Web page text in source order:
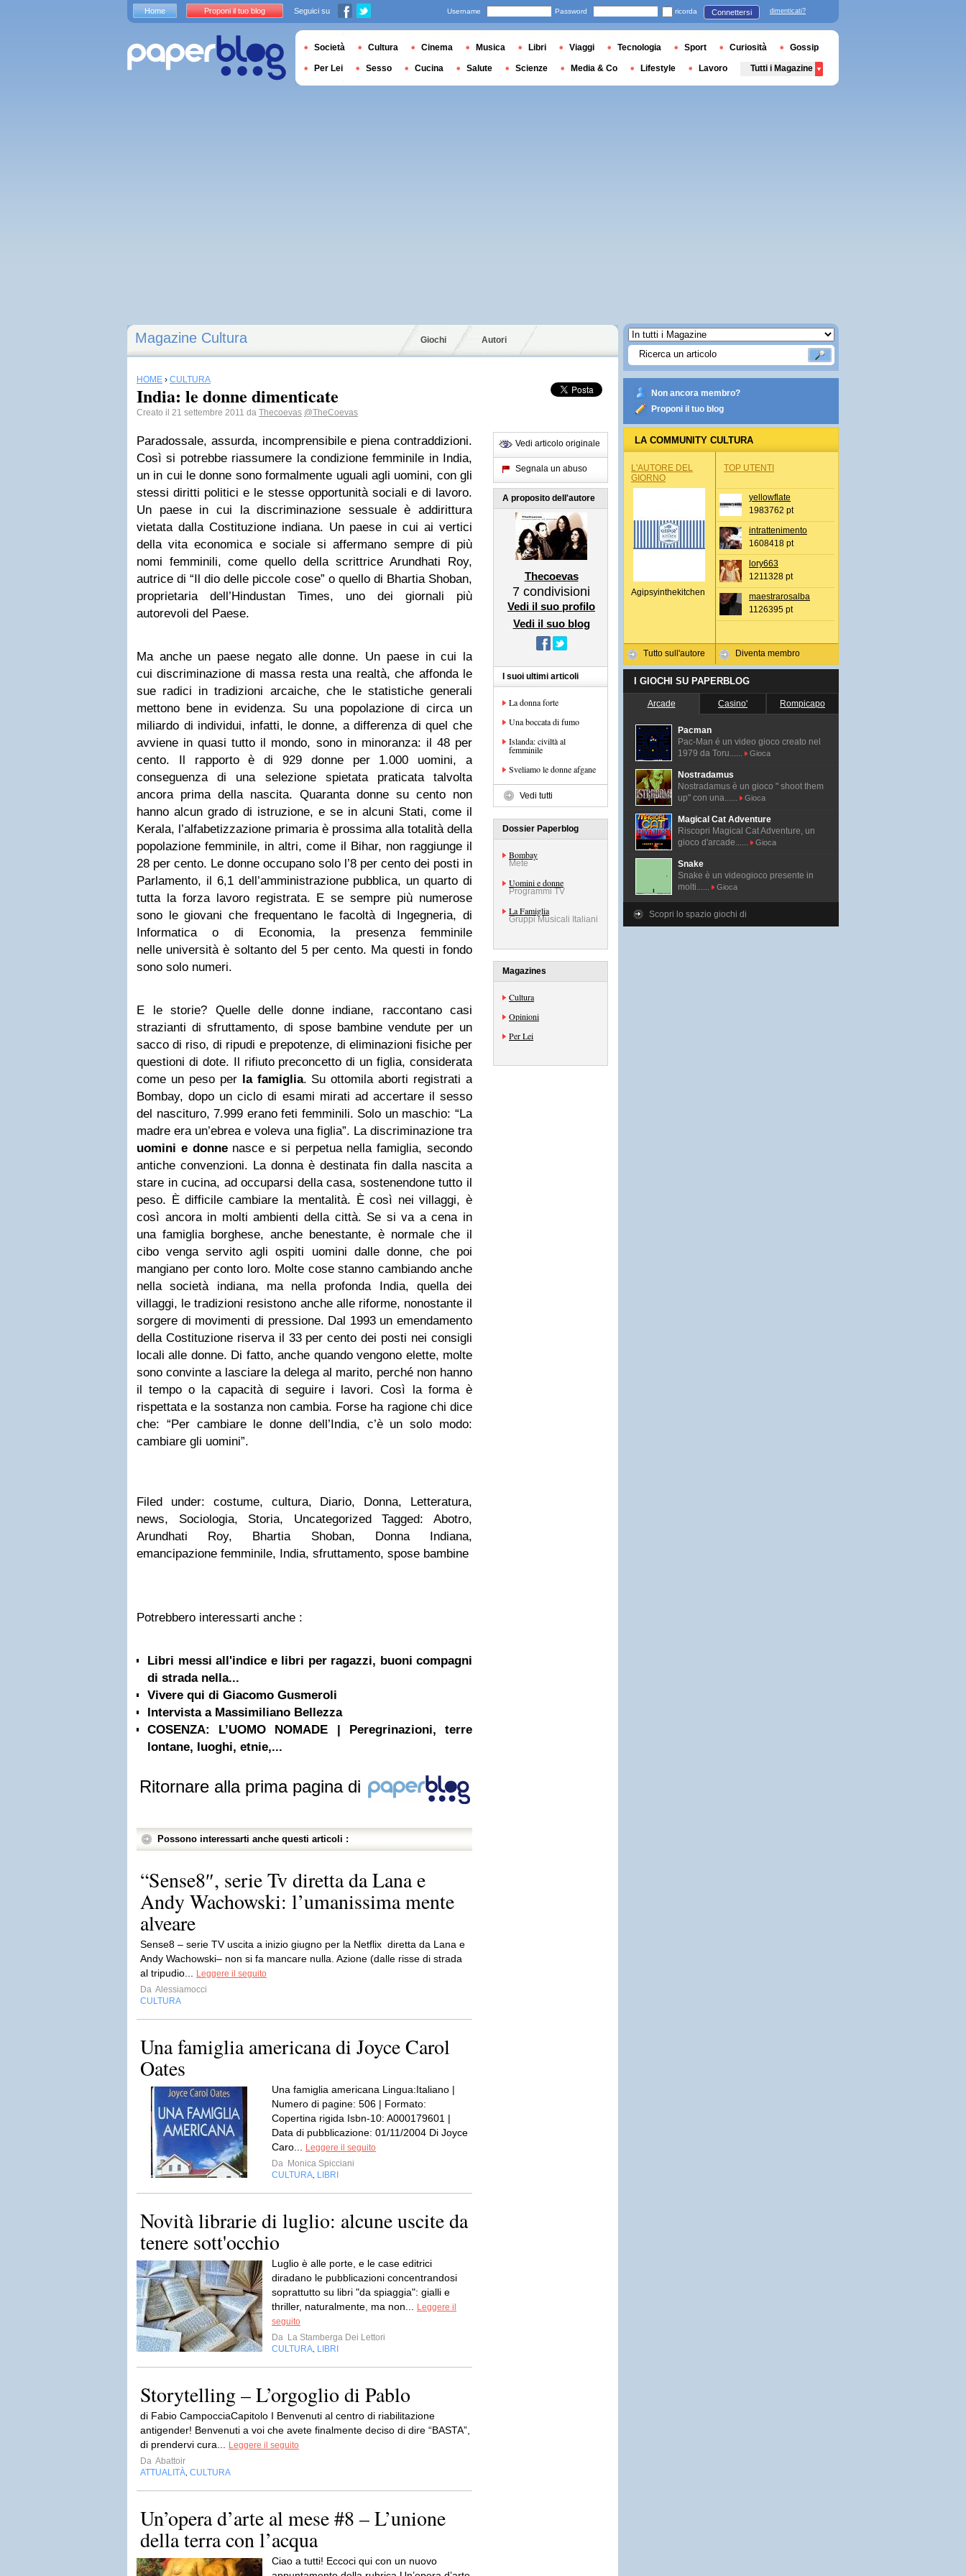
Magazine Cultura Giochi Autori
HOME › CULTURA
India: le donne dimenticate
Creato il 21 settembre 2011 da Thecoevas @TheCoevas
Paradossale, assurda, incomprensibile e piena contraddizioni.
Così si potrebbe riassumere la condizione femminile in India,
un in cui le donne sono formalmente uguali agli uomini, con gli
stessi diritti politici e le stesse opportunità sociali e di lavoro.
Un paese in cui la discriminazione sessuale è addirittura
vietata dalla Costituzione indiana. Un paese in cui ai vertici
della vita economica e sociale si affermano sempre di più
nomi femminili, come quello della scrittrice Arundhati Roy,
autrice di “Il dio delle piccole cose” o quello di Bhartia Shoban,
proprietaria dell’Hindustan Times, uno dei giornali più
autorevoli del Paese.
Ma anche un paese negato alle donne. Un paese in cui la
cui discriminazione di massa resta una realtà, che affonda le
sue radici in tradizioni arcaiche, che le statistiche generali
mettono bene in evidenza. Su una popolazione di circa un
miliardo di individui, infatti, le donne, a differenza di quel che
avviene in quasi tutto il mondo, sono in minoranza: il 48 per
cento. Il rapporto è di 929 donne per 1.000 uomini, a
conseguenza di una selezione spietata praticata talvolta
ancora prima della nascita. Quaranta donne su cento non
hanno alcun grado di istruzione, e se in alcuni Stati, come il
Kerala, l’alfabetizzazione primaria è prossima alla totalità della
popolazione femminile, in altri, come il Bihar, non raggiunge il
28 per cento. Le donne occupano solo l’8 per cento dei posti in
Parlamento, il 6,1 dell’amministrazione pubblica, un quarto di
tutta la forza lavoro registrata. E se sempre più numerose
sono le giovani che frequentano le facoltà di Ingegneria, di
Informatica o di Economia, la presenza femminile
nelle università è soltanto del 5 per cento. Ma questi in fondo
sono solo numeri.
E le storie? Quelle delle donne indiane, raccontano casi
strazianti di sfruttamento, di spose bambine vendute per un
sacco di riso, di ripudi e prepotenze, di eliminazioni fisiche per
questioni di dote. Il rifiuto preconcetto di un figlia, considerata
come un peso per la famiglia. Su ottomila aborti registrati a
Bombay, dopo un ciclo di esami mirati ad accertare il sesso
del nascituro, 7.999 erano feti femminili. Solo un maschio: “La
madre era un’ebrea e voleva una figlia”. La discriminazione tra
uomini e donnenasce e si perpetua nella famiglia, secondo
antiche convenzioni. La donna è destinata fin dalla nascita a
stare in cucina, ad occuparsi della casa, sostenendone tutto il
peso. È difficile cambiare la mentalità. È così nei villaggi, è
così ancora in molti ambienti della città. Se si va a cena in
una famiglia borghese, anche benestante, è normale che il
cibo venga servito agli ospiti uomini dalle donne, che poi
mangiano per conto loro. Molte cose stanno cambiando anche
nella società indiana, ma nella profonda India, quella dei
villaggi, le tradizioni resistono anche alle riforme, nonostante il
sorgere di movimenti di pressione. Dal 1993 un emendamento
della Costituzione riserva il 33 per cento dei posti nei consigli
locali alle donne. Di fatto, anche quando vengono elette, molte
sono convinte a lasciare la delega al marito, perché non hanno
il tempo o la capacità di seguire i lavori. Così la forma è
rispettata e la sostanza non cambia. Forse ha ragione chi dice
che: “Per cambiare le donne dell’India, c’è un solo modo:
cambiare gli uomini”.
Filed under: costume, cultura, Diario, Donna, Letteratura,
news, Sociologia, Storia, Uncategorized Tagged: Abotro,
Arundhati Roy, Bhartia Shoban, Donna Indiana,
emancipazione femminile, India, sfruttamento, spose bambine
Potrebbero interessarti anche :
Libri messi all'indice e libri per ragazzi, buoni compagni
di strada nella...
Vivere qui di Giacomo Gusmeroli
Intervista a Massimiliano Bellezza
COSENZA: L’UOMO NOMADE | Peregrinazioni, terre
lontane, luoghi, etnie,...
Ritornare alla prima pagina di
Possono interessarti anche questi articoli :
“Sense8″, serie Tv diretta da Lana e
Andy Wachowski: l’umanissima mente
alveare
Sense8 – serie TV uscita a inizio giugno per la Netflix diretta da Lana e
Andy Wachowski– non si fa mancare nulla. Azione (dalle risse di strada
al tripudio...
Leggere il seguito
Da Alessiamocci
CULTURA
Una famiglia americana di Joyce Carol
Oates
Una famiglia americana Lingua:Italiano |
Numero di pagine: 506 | Formato:
Copertina rigida Isbn-10: A000179601 |
Data di pubblicazione: 01/11/2004 Di Joyce
Caro...
Leggere il seguito
Da Monica Spicciani
CULTURA LIBRI
Novità librarie di luglio: alcune uscite da
tenere sott'occhio
Luglio è alle porte, e le case editrici
diradano le pubblicazioni concentrandosi
soprattutto su libri "da spiaggia": gialli e
thriller, naturalmente, ma non...
Leggere il
seguito
Da La Stamberga Dei Lettori
CULTURA LIBRI
Storytelling – L’orgoglio di Pablo
di Fabio CampocciaCapitolo I Benvenuti al centro di riabilitazione
antigender! Benvenuti a voi che avete finalmente deciso di dire “BASTA”,
di prendervi cura...
Leggere il seguito
Da Abattoir
ATTUALITÀ CULTURA
Un’opera d’arte al mese #8 – L’unione
della terra con l’acqua
Ciao a tutti! Eccoci qui con un nuovo
Vedi articolo originale
Segnala un abuso
A proposito dell'autore
Thecoevas
7 condivisioni
Vedi il suo profilo
Vedi il suo blog
I suoi ultimi articoli
La donna forte
Una boccata di fumo
Islanda: civiltà al
femminile
Sveliamo le donne afgane
Vedi tutti
Dossier Paperblog
Bombay
Mete
Uomini e donne
Programmi TV
La Famiglia
Gruppi Musicali Italiani
Magazines
Cultura
Opinioni
Per Lei
Non ancora membro?
Proponi il tuo blog
LA COMMUNITY CULTURA
L'AUTORE DEL
GIORNO
Agipsyinthekitchen
Tutto sull'autore
TOP UTENTI
yellowflate
1983762 pt
intrattenimento
1608418 pt
lory663
1211328 pt
maestrarosalba
1126395 pt
Diventa membro
I GIOCHI SU PAPERBLOG
Arcade Casino' Rompicapo
Pacman
Pac-Man é un video gioco creato nel
1979 da Toru......
Gioca
Nostradamus
Nostradamus è un gioco " shoot them
up" con una......
Gioca
Magical Cat Adventure
Riscopri Magical Cat Adventure, un
gioco d'arcade......
Gioca
Snake
Snake è un videogioco presente in
molti......
Gioca
Scopri lo spazio giochi di
Home Proponi il tuo blog Seguici su Username Password ricorda Connettersi dimenticati?
Società Cultura Cinema Musica Libri Viaggi Tecnologia Sport Curiosità Gossip
Per Lei Sesso Cucina Salute Scienze Media & Co Lifestyle Lavoro Tutti i Magazine